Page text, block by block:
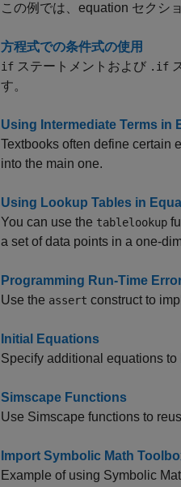
この例では、equation セクシ
方程式での条件式の使用
if ステートメントおよび .if
す。
Using Intermediate Terms in
Textbooks often define certain
into the main one.
Using Lookup Tables in
You can use the tablelookup
a set of data points in a one-
Programming Run-Time
Use the assert construct to
Initial Equations
Specify additional equations
Simscape Functions
Use Simscape functions to
Import Symbolic Math
Example of using Symbolic